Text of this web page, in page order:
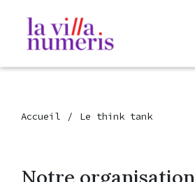
Accueil Le think tank